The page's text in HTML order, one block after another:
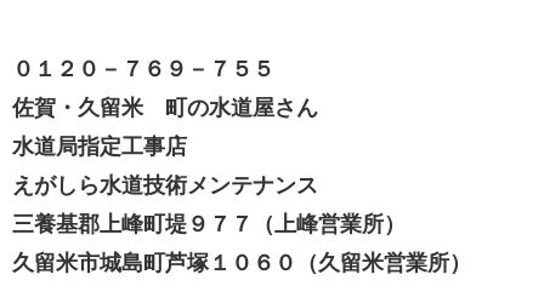
０１２０－７６９－７５５
佐賀・久留米 町の水道屋さん
水道局指定工事店
えがしら水道技術メンテナンス
三養基郡上峰町堤９７７（上峰営業所）
久留米市城島町芦塚１０６０（久留米営業所）